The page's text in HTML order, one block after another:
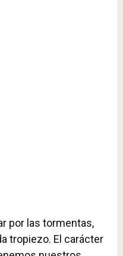
por las tormentas,
tropiezo. El carácter